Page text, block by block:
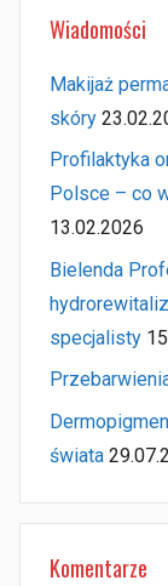
Wiadomości
Makijaż
skóry
Profilaktyka
Polsce – co
13.02.2026
Bielenda
specjalisty
świata
Komentarze